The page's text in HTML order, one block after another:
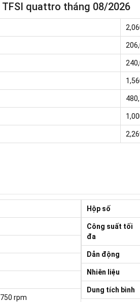
TFSI quattro tháng 08/2026
rpm
Hộp số
Công suất tối
đa
Dẫn động
Nhiên liệu
Dung tích bình